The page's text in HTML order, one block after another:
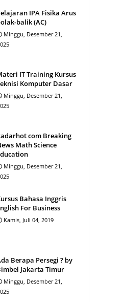
IPA Fisika Arus
balik (AC)
Minggu, Desember 21,
IT Training Kursus
Komputer Dasar
Minggu, Desember 21,
com Breaking
Math Science
Minggu, Desember 21,
Bahasa Inggris
For Business
Kamis, Juli 04, 2019
Berapa Persegi ? by
Jakarta Timur
Minggu, Desember 21,